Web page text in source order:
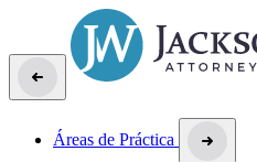
Áreas de Práctica